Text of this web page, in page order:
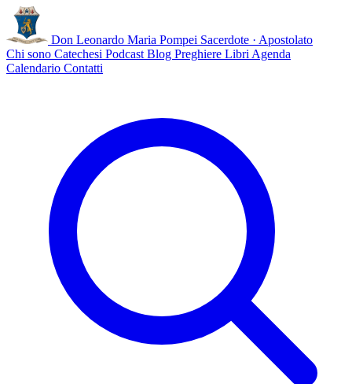
Don Leonardo Maria Pompei Sacerdote · Apostolato
Chi sono Catechesi Podcast Blog Preghiere Libri Agenda
Calendario Contatti